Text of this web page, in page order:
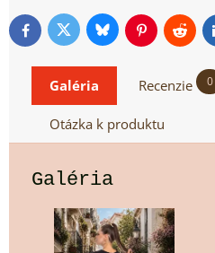
FacebookTwitterBlueskyPinterestReddit
Galéria Recenzie 0
Otázka k produktu
Galéria